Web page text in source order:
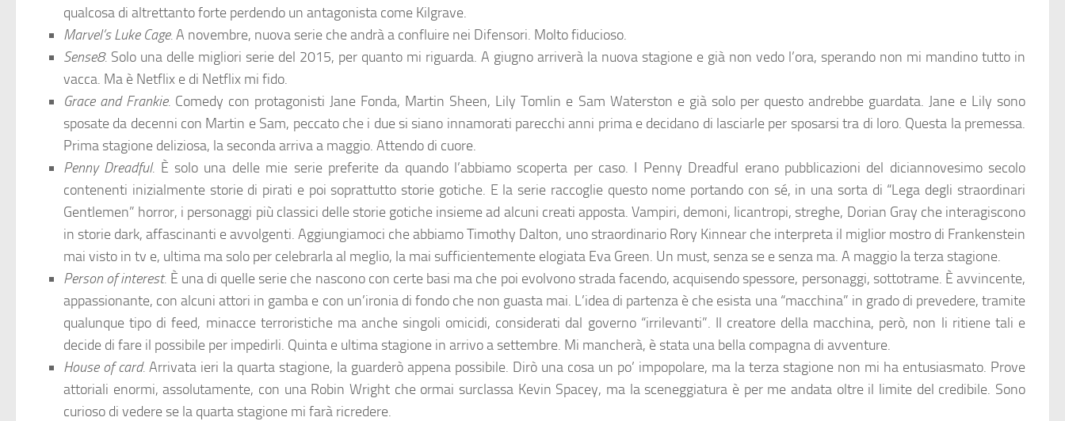
qualcosa di altrettanto forte perdendo un antagonista come Kilgrave.
Marvel’s Luke Cage.A novembre, nuova serie che andrà a confluire nei Difensori. Molto fiducioso.
Sense8. Solo una delle migliori serie del 2015, per quanto mi riguarda. A giugno arriverà la nuova stagione e già non vedo l’ora, sperando non mi mandino tutto in
vacca. Ma è Netflix e di Netflix mi fido.
Grace and Frankie. Comedy con protagonisti Jane Fonda, Martin Sheen, Lily Tomlin e Sam Waterston e già solo per questo andrebbe guardata. Jane e Lily sono
sposate da decenni con Martin e Sam, peccato che i due si siano innamorati parecchi anni prima e decidano di lasciarle per sposarsi tra di loro. Questa la premessa.
Prima stagione deliziosa, la seconda arriva a maggio. Attendo di cuore.
Penny Dreadful. È solo una delle mie serie preferite da quando l’abbiamo scoperta per caso. I Penny Dreadful erano pubblicazioni del diciannovesimo secolo
contenenti inizialmente storie di pirati e poi soprattutto storie gotiche. E la serie raccoglie questo nome portando con sé, in una sorta di “Lega degli straordinari
Gentlemen” horror, i personaggi più classici delle storie gotiche insieme ad alcuni creati apposta. Vampiri, demoni, licantropi, streghe, Dorian Gray che interagiscono
in storie dark, affascinanti e avvolgenti. Aggiungiamoci che abbiamo Timothy Dalton, uno straordinario Rory Kinnear che interpreta il miglior mostro di Frankenstein
mai visto in tv e, ultima ma solo per celebrarla al meglio, la mai sufficientemente elogiata Eva Green. Un must, senza se e senza ma. A maggio la terza stagione.
Person of interest. È una di quelle serie che nascono con certe basi ma che poi evolvono strada facendo, acquisendo spessore, personaggi, sottotrame. È avvincente,
appassionante, con alcuni attori in gamba e con un’ironia di fondo che non guasta mai. L’idea di partenza è che esista una “macchina” in grado di prevedere, tramite
qualunque tipo di feed, minacce terroristiche ma anche singoli omicidi, considerati dal governo “irrilevanti”. Il creatore della macchina, però, non li ritiene tali e
decide di fare il possibile per impedirli. Quinta e ultima stagione in arrivo a settembre. Mi mancherà, è stata una bella compagna di avventure.
House of card. Arrivata ieri la quarta stagione, la guarderò appena possibile. Dirò una cosa un po’ impopolare, ma la terza stagione non mi ha entusiasmato. Prove
attoriali enormi, assolutamente, con una Robin Wright che ormai surclassa Kevin Spacey, ma la sceneggiatura è per me andata oltre il limite del credibile. Sono
curioso di vedere se la quarta stagione mi farà ricredere.